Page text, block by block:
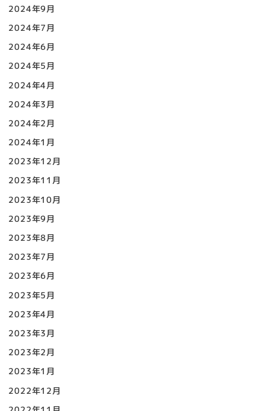
2024年9月
2024年7月
2024年6月
2024年5月
2024年4月
2024年3月
2024年2月
2024年1月
2023年12月
2023年11月
2023年10月
2023年9月
2023年8月
2023年7月
2023年6月
2023年5月
2023年4月
2023年3月
2023年2月
2023年1月
2022年12月